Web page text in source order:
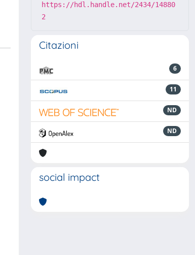
https://hdl.handle.net/2434/14880
2
Citazioni
6
11
ND
ND
social impact